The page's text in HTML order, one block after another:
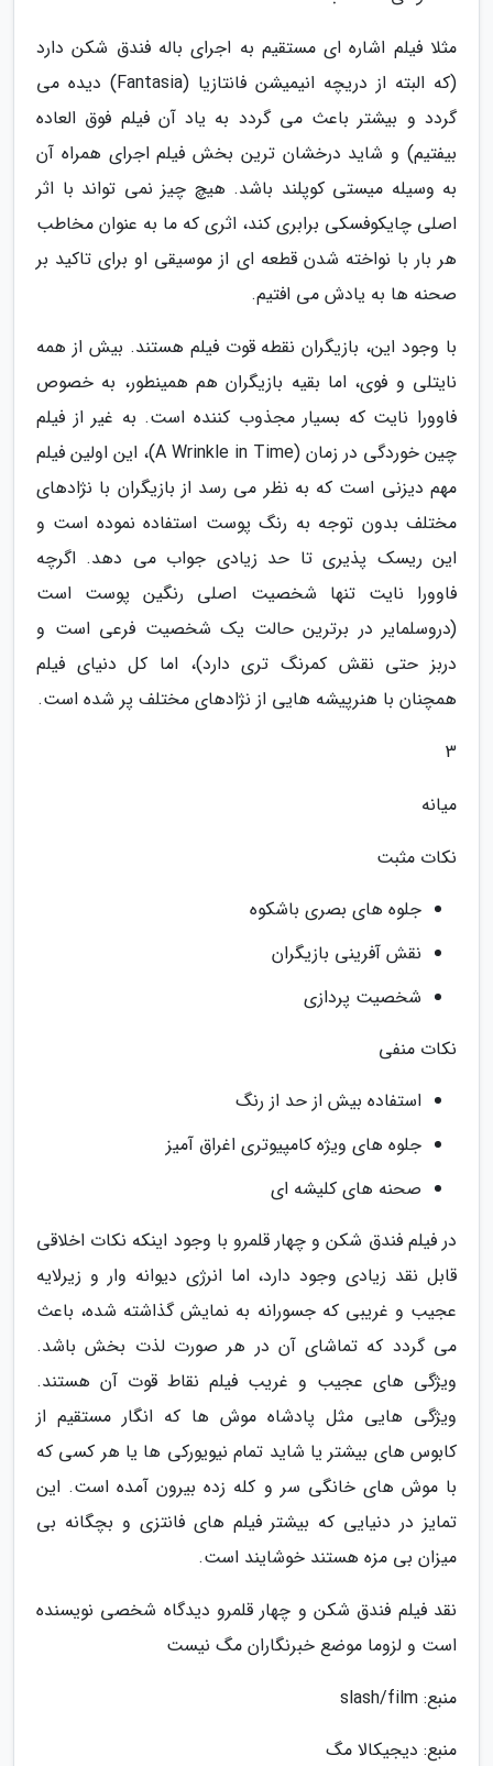
مثلا فیلم اشاره ای مستقیم به اجرای باله فندق شکن دارد
(که البته از دریچه انیمیشن فانتازیا (Fantasia) دیده می
گردد و بیشتر باعث می گردد به یاد آن فیلم فوق العاده
بیفتیم) و شاید درخشان ترین بخش فیلم اجرای همراه آن
به وسیله میستی کوپلند باشد. هیچ چیز نمی تواند با اثر
اصلی چایکوفسکی برابری کند، اثری که ما به عنوان مخاطب
هر بار با نواخته شدن قطعه ای از موسیقی او برای تاکید بر
صحنه ها به یادش می افتیم.
با وجود این، بازیگران نقطه قوت فیلم هستند. بیش از همه
نایتلی و فوی، اما بقیه بازیگران هم همینطور، به خصوص
فاوورا نایت که بسیار مجذوب کننده است. به غیر از فیلم
چین خوردگی در زمان (A Wrinkle in Time)، این اولین فیلم
مهم دیزنی است که به نظر می رسد از بازیگران با نژادهای
مختلف بدون توجه به رنگ پوست استفاده نموده است و
این ریسک پذیری تا حد زیادی جواب می دهد. اگرچه
فاوورا نایت تنها شخصیت اصلی رنگین پوست است
(دروسلمایر در برترین حالت یک شخصیت فرعی است و
دربز حتی نقش کمرنگ تری دارد)، اما کل دنیای فیلم
همچنان با هنرپیشه هایی از نژادهای مختلف پر شده است.
3
میانه
نکات مثبت
جلوه های بصری باشکوه
نقش آفرینی بازیگران
شخصیت پردازی
نکات منفی
استفاده بیش از حد از رنگ
جلوه های ویژه کامپیوتری اغراق آمیز
صحنه های کلیشه ای
در فیلم فندق شکن و چهار قلمرو با وجود اینکه نکات اخلاقی
قابل نقد زیادی وجود دارد، اما انرژی دیوانه وار و زیرلایه
عجیب و غریبی که جسورانه به نمایش گذاشته شده، باعث
می گردد که تماشای آن در هر صورت لذت بخش باشد.
ویژگی های عجیب و غریب فیلم نقاط قوت آن هستند.
ویژگی هایی مثل پادشاه موش ها که انگار مستقیم از
کابوس های بیشتر یا شاید تمام نیویورکی ها یا هر کسی که
با موش های خانگی سر و کله زده بیرون آمده است. این
تمایز در دنیایی که بیشتر فیلم های فانتزی و بچگانه بی
میزان بی مزه هستند خوشایند است.
نقد فیلم فندق شکن و چهار قلمرو دیدگاه شخصی نویسنده
است و لزوما موضع خبرنگاران مگ نیست
منبع: slash/film
منبع: دیجیکالا مگ